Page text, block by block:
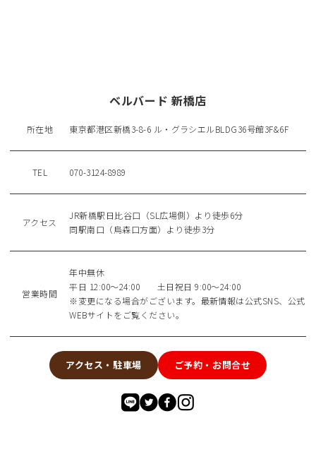
ベルバード 新橋店
所在地 東京都港区新橋3-8-6 ル・グラシエルBLDG36号館3F&6F
TEL 070-3124-8989
アクセス
JR新橋駅日比谷口（SL広場側）より徒歩6分
同駅南口（烏森口方面）より徒歩3分
営業時間
年中無休
平日 12:00～24:00 土日祝日 9:00～24:00
※変更になる場合がございます。最新情報は公式SNS、公式
WEBサイトをご覧ください。
アクセス・駐車場 ご予約・お問合せ